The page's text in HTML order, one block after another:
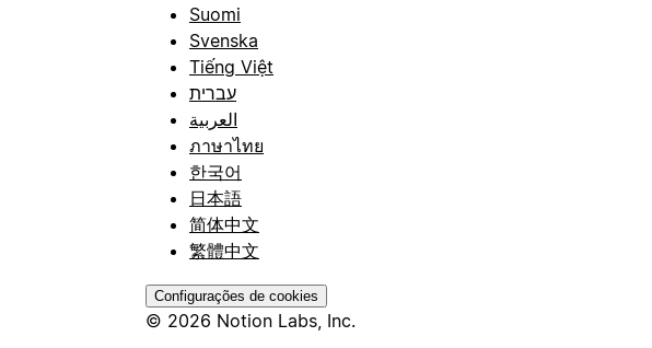
Suomi
Svenska
Tiếng Việt
עברית
العربية
ภาษาไทย
한국어
日本語
简体中文
繁體中文
Configurações de cookies
© 2026 Notion Labs, Inc.